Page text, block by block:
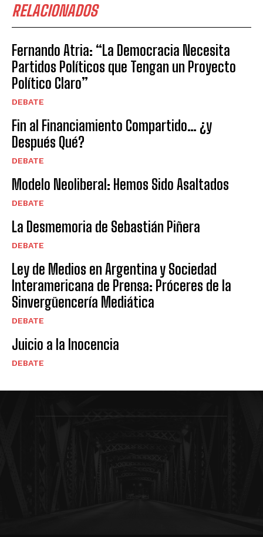
RELACIONADOS
Fernando Atria: “La Democracia Necesita
Partidos Políticos que Tengan un Proyecto
Político Claro”
DEBATE
Fin al Financiamiento Compartido… ¿y
Después Qué?
DEBATE
Modelo Neoliberal: Hemos Sido Asaltados
DEBATE
La Desmemoria de Sebastián Piñera
DEBATE
Ley de Medios en Argentina y Sociedad
Interamericana de Prensa: Próceres de la
Sinvergüencería Mediática
DEBATE
Juicio a la Inocencia
DEBATE